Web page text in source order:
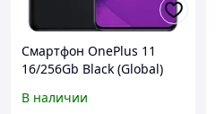
Смартфон OnePlus 11
16/256Gb Black (Global)
В наличии